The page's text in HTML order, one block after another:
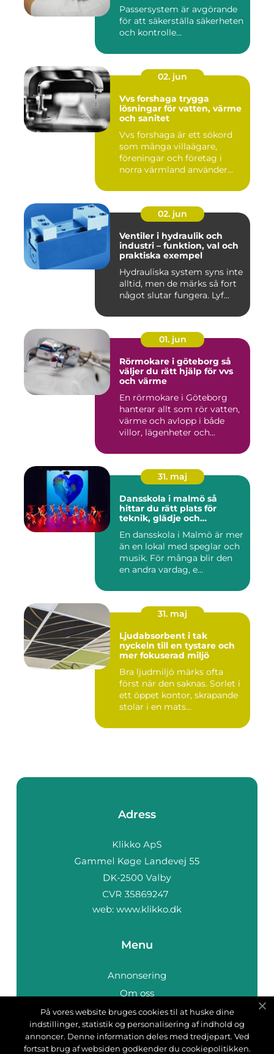
Passersystem är avgörande
för att säkerställa säkerheten
och kontrolle...
02. jun
Vvs forshaga trygga
lösningar för vatten, värme
och sanitet
Vvs forshaga är ett sökord
som många villaägare,
föreningar och företag i
norra värmland använder
02. jun
Ventiler i hydraulik och
industri – funktion, val och
praktiska exempel
Hydrauliska system syns inte
alltid, men de märks så fort
något slutar fungera. Lyf...
01. jun
Rörmokare i göteborg så
väljer du rätt hjälp för vvs
och värme
En rörmokare i Göteborg
hanterar allt som rör vatten,
värme och avlopp i både
villor, lägenheter och...
31. maj
Dansskola i malmö så
hittar du rätt plats för
teknik, glädje och
En dansskola i Malmö är mer
än en lokal med speglar och
musik. För många blir den
en andra vardag, e...
31. maj
Ljudabsorbent i tak
nyckeln till en tystare och
mer fokuserad miljö
Bra ljudmiljö märks ofta
först när den saknas. Sorlet i
ett öppet kontor, skrapande
stolar i en mats...
Adress
web: www.klikko.dk
Menu
Annonsering
Om oss
Cookies
Kontakta oss
Sitemap
På vores website bruges cookies til at huske dine
indstillinger, statistik og personalisering af indhold og
annoncer. Denne information deles med tredjepart. Ved
fortsat brug af websiden godkender du cookiepolitikken.